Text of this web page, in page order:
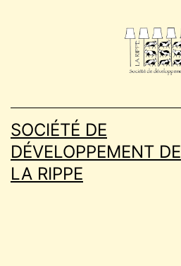
SOCIÉTÉ DE
DÉVELOPPEMENT DE
LA RIPPE